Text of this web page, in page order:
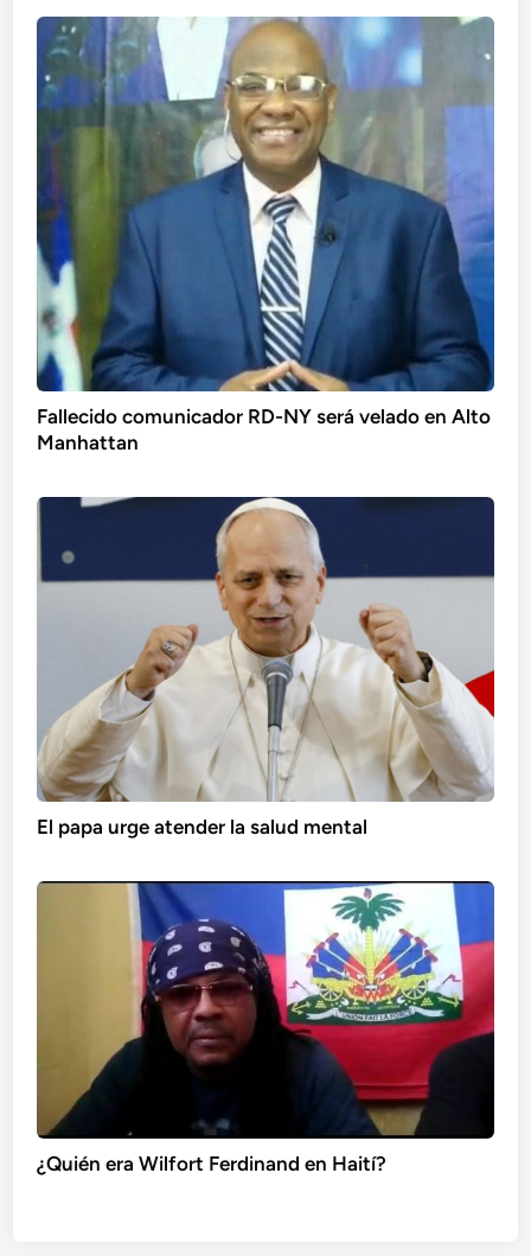
Fallecido comunicador RD-NY será velado en Alto
Manhattan
El papa urge atender la salud mental
¿Quién era Wilfort Ferdinand en Haití?